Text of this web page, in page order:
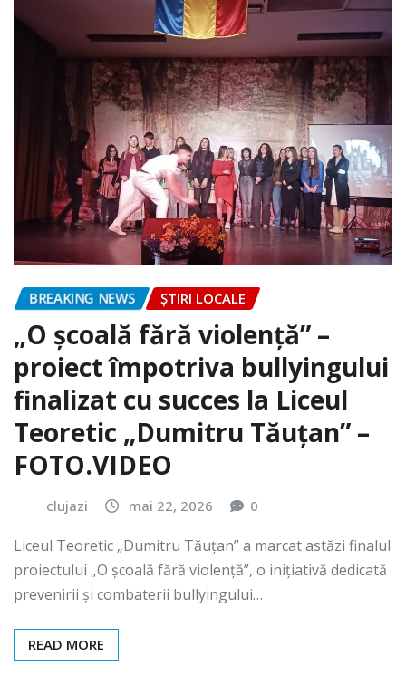
BREAKING NEWS ȘTIRI LOCALE
„O școală fără violență” –
proiect împotriva bullyingului
finalizat cu succes la Liceul
Teoretic „Dumitru Tăuțan” –
FOTO.VIDEO
clujazi mai 22, 2026 0
Liceul Teoretic „Dumitru Tăuțan” a marcat astăzi finalul
proiectului „O școală fără violență”, o inițiativă dedicată
prevenirii și combaterii bullyingului…
READ MORE